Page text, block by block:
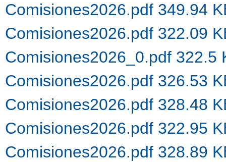
Comisiones2026.pdf 349.94
Comisiones2026.pdf 322.09
Comisiones2026_0.pdf 322.5
Comisiones2026.pdf 326.53
Comisiones2026.pdf 328.48
Comisiones2026.pdf 322.95
Comisiones2026.pdf 328.89